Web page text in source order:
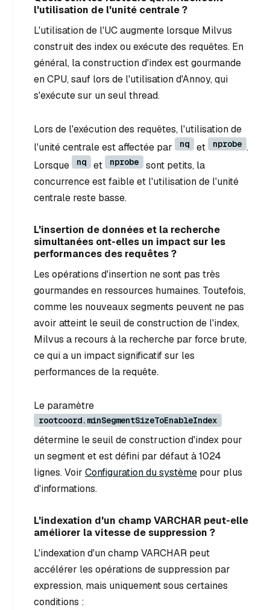
l'utilisation de l'unité centrale ?
L'utilisation de l'UC augmente lorsque Milvus
construit des index ou exécute des requêtes. En
général, la construction d'index est gourmande
en CPU, sauf lors de l'utilisation d'Annoy, qui
s'exécute sur un seul thread.
Lors de l'exécution des requêtes, l'utilisation de
l'unité centrale est affectée par
nq et nprobe .
Lorsque
nq et nprobe
sont petits, la
concurrence est faible et l'utilisation de l'unité
centrale reste basse.
L'insertion de données et la recherche
simultanées ont-elles un impact sur les
performances des requêtes ?
Les opérations d'insertion ne sont pas très
gourmandes en ressources humaines. Toutefois,
comme les nouveaux segments peuvent ne pas
avoir atteint le seuil de construction de l'index,
Milvus a recours à la recherche par force brute,
ce qui a un impact significatif sur les
performances de la requête.
Le paramètre
rootcoord.minSegmentSizeToEnableIndex
détermine le seuil de construction d'index pour
un segment et est défini par défaut à 1024
lignes. Voir Configuration du système pour plus
d'informations.
L'indexation d'un champ VARCHAR peut-elle
améliorer la vitesse de suppression ?
L'indexation d'un champ VARCHAR peut
accélérer les opérations de suppression par
expression, mais uniquement sous certaines
conditions :